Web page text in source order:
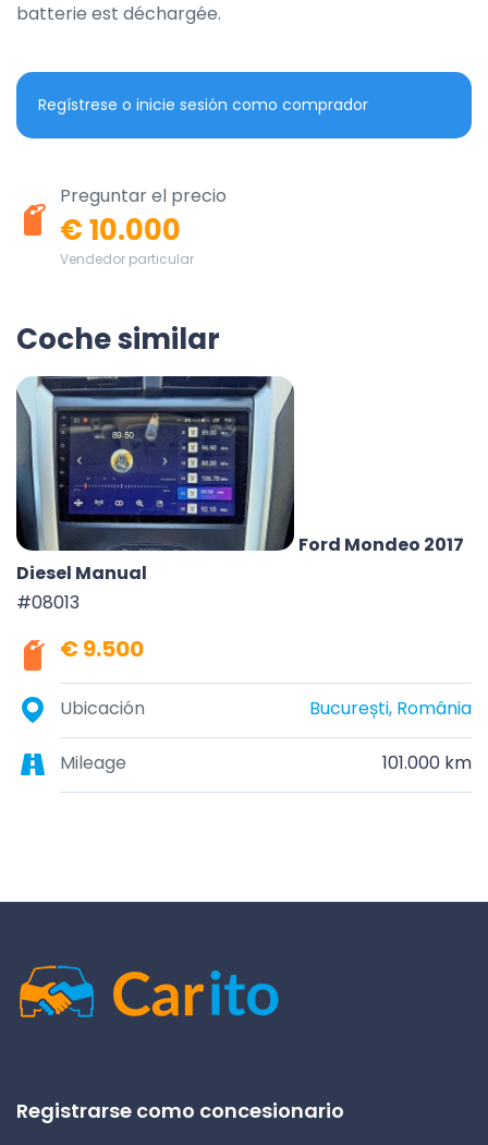
batterie est déchargée.
Regístrese o inicie sesión como comprador
Preguntar el precio
€ 10.000
Vendedor particular
Coche similar
Ford Mondeo 2017
Diesel Manual
#08013
€ 9.500
Ubicación București, România
Mileage 101.000 km
Registrarse como concesionario